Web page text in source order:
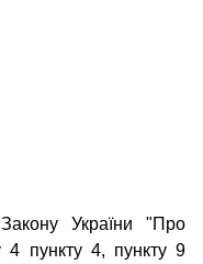
України "Про
4 пункту 4, пункту 9